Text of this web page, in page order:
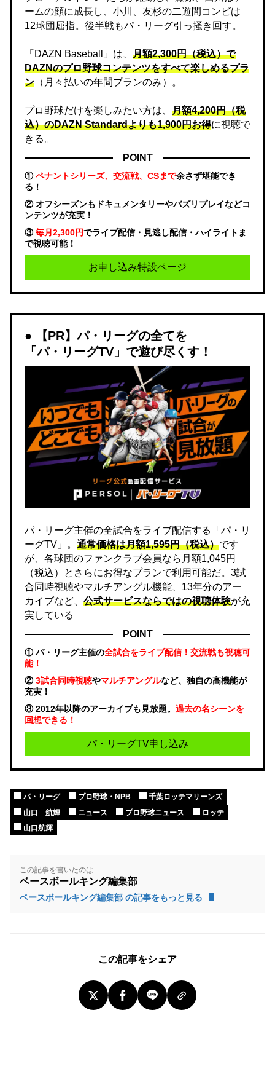
ームの顔に成長し、小川、友杉の二遊間コンビは
12球団屈指。後半戦もパ・リーグ引っ掻き回す。
「DAZN Baseball」は、 月額2,300円（税込）で
DAZNのプロ野球コンテンツをすべて楽しめるプラ
ン （月々払いの年間プランのみ）。
プロ野球だけを楽しみたい方は、 月額4,200円（税
込）のDAZN Standard​よりも1,900円お得に視聴で
きる。
POINT
①ペナントシリーズ、交流戦、CSまで余さず堪能でき
る！
② オフシーズンもドキュメンタリーやバズリプレイなどコ
ンテンツが充実！
③毎月2,300円でライブ配信・見逃し配信・ハイライトま
で視聴可能！
お申し込み特設ページ
【PR】パ・リーグの全てを
「パ・リーグTV」で遊び尽くす！
パ・リーグ主催の全試合をライブ配信する「パ・リ
ーグTV」。 通常価格は月額1,595円（税込）です
が、各球団のファンクラブ会員なら月額1,045円
（税込）とさらにお得なプランで利用可能だ。3試
合同時視聴やマルチアングル機能、13年分のアー
カイブなど、 公式サービスならではの視聴体験が充
実している
POINT
① パ・リーグ主催の全試合をライブ配信！交流戦も視聴可
能！
②3試合同時視聴やマルチアングルなど、独自の高機能が
充実！
③ 2012年以降のアーカイブも見放題。 過去の名シーンを
回想できる！
パ・リーグTV申し込み
パ・リーグ プロ野球・NPB
千葉ロッテマリーンズ
山口 航輝
ニュース プロ野球ニュース
ロッテ
山口航輝
この記事を書いたのは
ベースボールキング編集部
ベースボールキング編集部 の記事をもっと見る
この記事をシェア